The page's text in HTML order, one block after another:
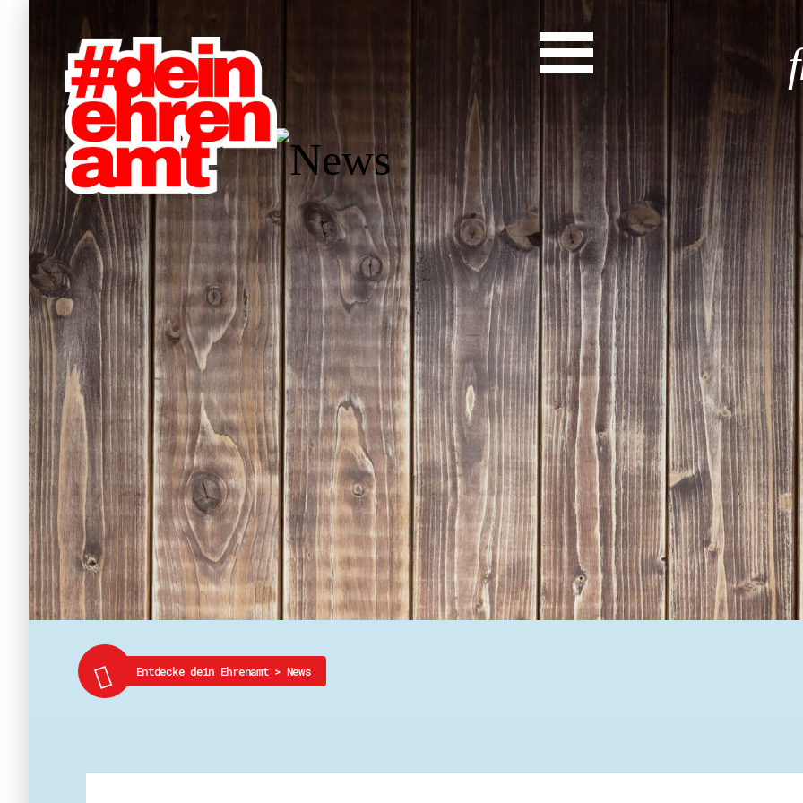
Start
Entdecke dein
News
Veranstaltungen
Rückblicke
Newsletter
Die LandesEhrenamtsagentur
Publikationen
Ansprechpartner
Ehrenamt hat viele
Finde dein
Ehrenamtssuchmaschine
Freiwilliges Soziales
Koordinierungszentren für
Engagierte Stadt
Freiwilligendienste
Freiwilligentage
Hessen hilft Ukraine
Zeig uns dein
Wettbewerb |
Wettbewerb | 80 Jahre
8 Vereine x 80 Jahre x
News
Entdecke dein Ehrenamt > News